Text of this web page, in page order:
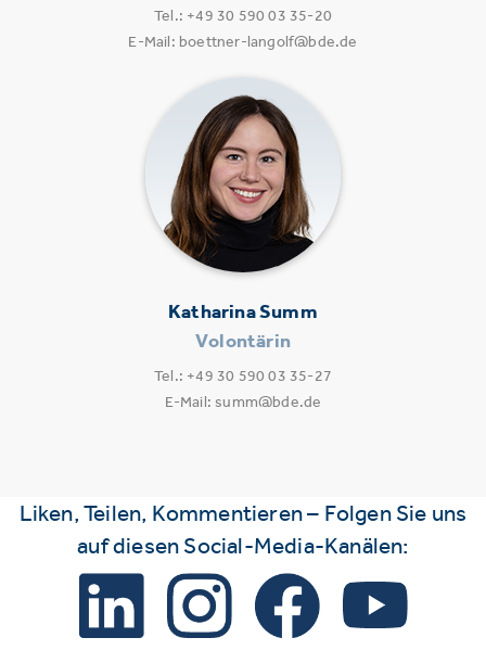
Tel.: +49 30 590 03 35-20
E-Mail: boettner-langolf@bde.de
Katharina Summ
Volontärin
Tel.: +49 30 590 03 35-27
E-Mail: summ@bde.de
Liken, Teilen, Kommentieren – Folgen Sie uns
auf diesen Social-Media-Kanälen: